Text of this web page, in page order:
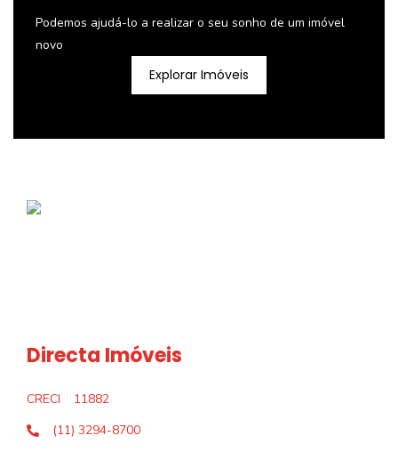
Podemos ajudá-lo a realizar o seu sonho de um imóvel
novo
Explorar Imóveis
Directa Imóveis
CRECI
11882
(11) 3294-8700